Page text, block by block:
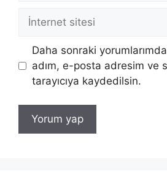
İnternet
Daha sonraki
adım, e-posta adresim ve
tarayıcıya kaydedilsin.